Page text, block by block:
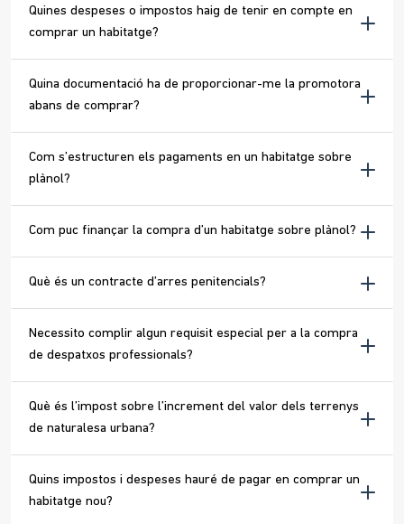
Quines despeses o impostos haig de tenir en compte en
comprar un habitatge?
Quina documentació ha de proporcionar-me la promotora
abans de comprar?
Com s’estructuren els pagaments en un habitatge sobre
plànol?
Com puc finançar la compra d’un habitatge sobre plànol?
Què és un contracte d’arres penitencials?
Necessito complir algun requisit especial per a la compra
de despatxos professionals?
Què és l’impost sobre l’increment del valor dels terrenys
de naturalesa urbana?
Quins impostos i despeses hauré de pagar en comprar un
habitatge nou?